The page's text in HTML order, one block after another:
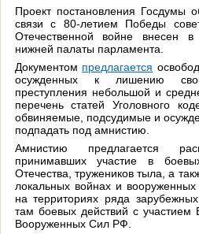
Проект постановления Госдумы
связи с 80-летием Победы
Отечественной войне внесен
нижней палаты парламента.
Документом предлагается
осужденных к лишению
преступления небольшой и
перечень статей Уголовного
обвиняемые, подсудимые и
подпадать под амнистию.
Амнистию предлагается
принимавших участие в
Отечества, тружеников тыла, а
локальных войнах и
на территориях ряда
там боевых действий с
Вооруженных Сил РФ.